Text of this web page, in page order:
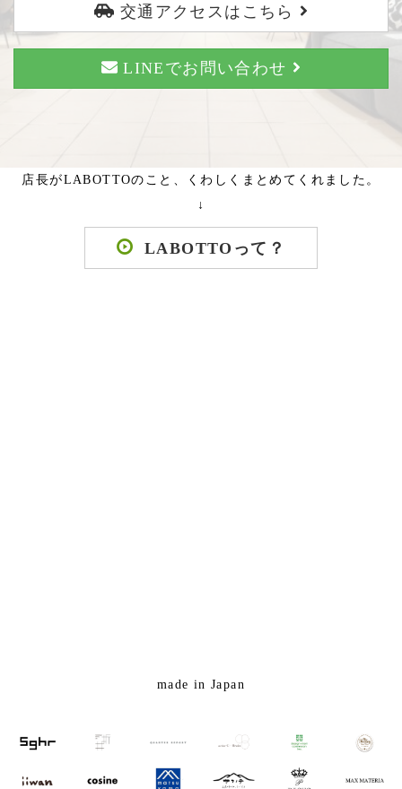
交通アクセスはこちら
LINEでお問い合わせ
店長がLABOTTOのこと、くわしくまとめてくれました。
↓
LABOTTOって？
made in Japan